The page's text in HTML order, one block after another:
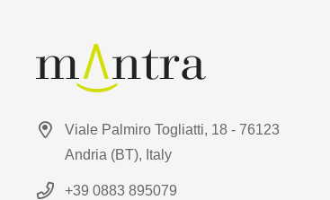
Viale Palmiro Togliatti, 18 - 76123
Andria (BT), Italy
+39 0883 895079